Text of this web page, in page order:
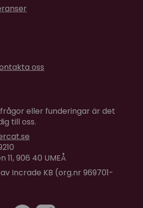
oss
eller funderingar är det
till oss.
11, 906 40 UMEÅ
Incrade KB (org.nr 969701-